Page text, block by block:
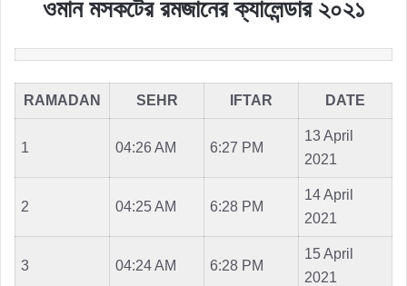
ওমান মসকটের রমজানের ক্যালেন্ডার ২০২১
RAMADAN SEHR IFTAR DATE
1 04:26 AM 6:27 PM
13 April
2021
2 04:25 AM 6:28 PM
14 April
2021
3 04:24 AM 6:28 PM
15 April
2021